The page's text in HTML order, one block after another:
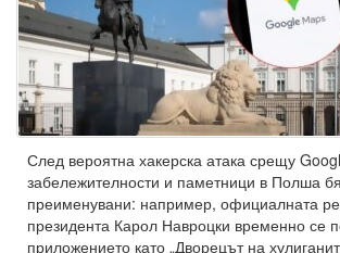
След вероятна хакерска атака срещу
забележителности и паметници в Полша
преименувани: например, официалната
президента Карол Навроцки временно се
приложението като „Дворецът на